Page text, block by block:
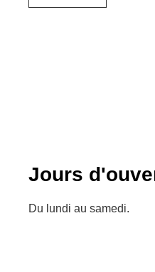
Jours
Du lundi au samedi.